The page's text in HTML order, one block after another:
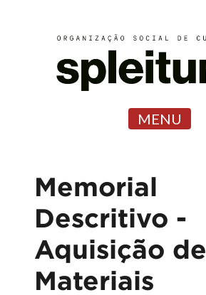
MENU
Memorial
Descritivo -
Aquisição de
Materiais